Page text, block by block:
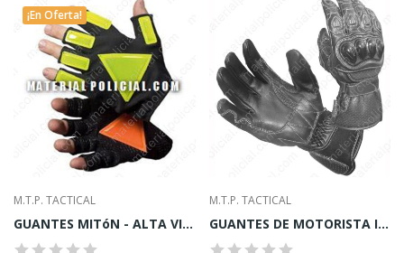
¡En Oferta!
M.T.P. TACTICAL
GUANTES MITóN - ALTA VISIBILIDAD
M.T.P. TACTICAL
GUANTES DE MOTORISTA INVIERNO EAGLE"